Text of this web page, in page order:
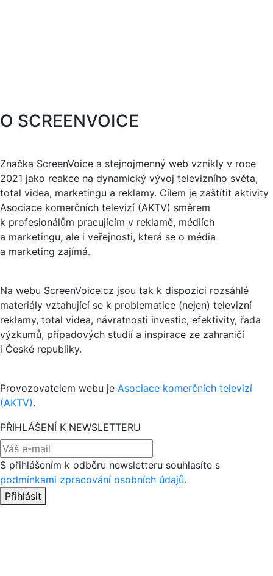
O SCREENVOICE
Značka ScreenVoice a stejnojmenný web vznikly v roce
2021 jako reakce na dynamický vývoj televizního světa,
total videa, marketingu a reklamy. Cílem je zaštítit aktivity
Asociace komerčních televizí (AKTV) směrem
k profesionálům pracujícím v reklamě, médiích
a marketingu, ale i veřejnosti, která se o média
a marketing zajímá.
Na webu ScreenVoice.cz jsou tak k dispozici rozsáhlé
materiály vztahující se k problematice (nejen) televizní
reklamy, total videa, návratnosti investic, efektivity, řada
výzkumů, případových studií a inspirace ze zahraničí
i České republiky.
Provozovatelem webu je Asociace komerčních televizí
(AKTV).
PŘIHLÁŠENÍ K NEWSLETTERU
S přihlášením k odběru newsletteru souhlasíte s
podmínkami zpracování osobních údajů.
Přihlásit